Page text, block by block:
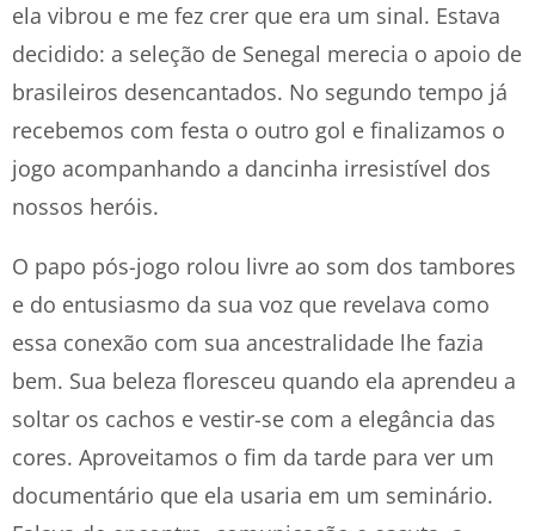
ela vibrou e me fez crer que era um sinal. Estava
decidido: a seleção de Senegal merecia o apoio de
brasileiros desencantados. No segundo tempo já
recebemos com festa o outro gol e finalizamos o
jogo acompanhando a dancinha irresistível dos
nossos heróis.
O papo pós-jogo rolou livre ao som dos tambores
e do entusiasmo da sua voz que revelava como
essa conexão com sua ancestralidade lhe fazia
bem. Sua beleza floresceu quando ela aprendeu a
soltar os cachos e vestir-se com a elegância das
cores. Aproveitamos o fim da tarde para ver um
documentário que ela usaria em um seminário.